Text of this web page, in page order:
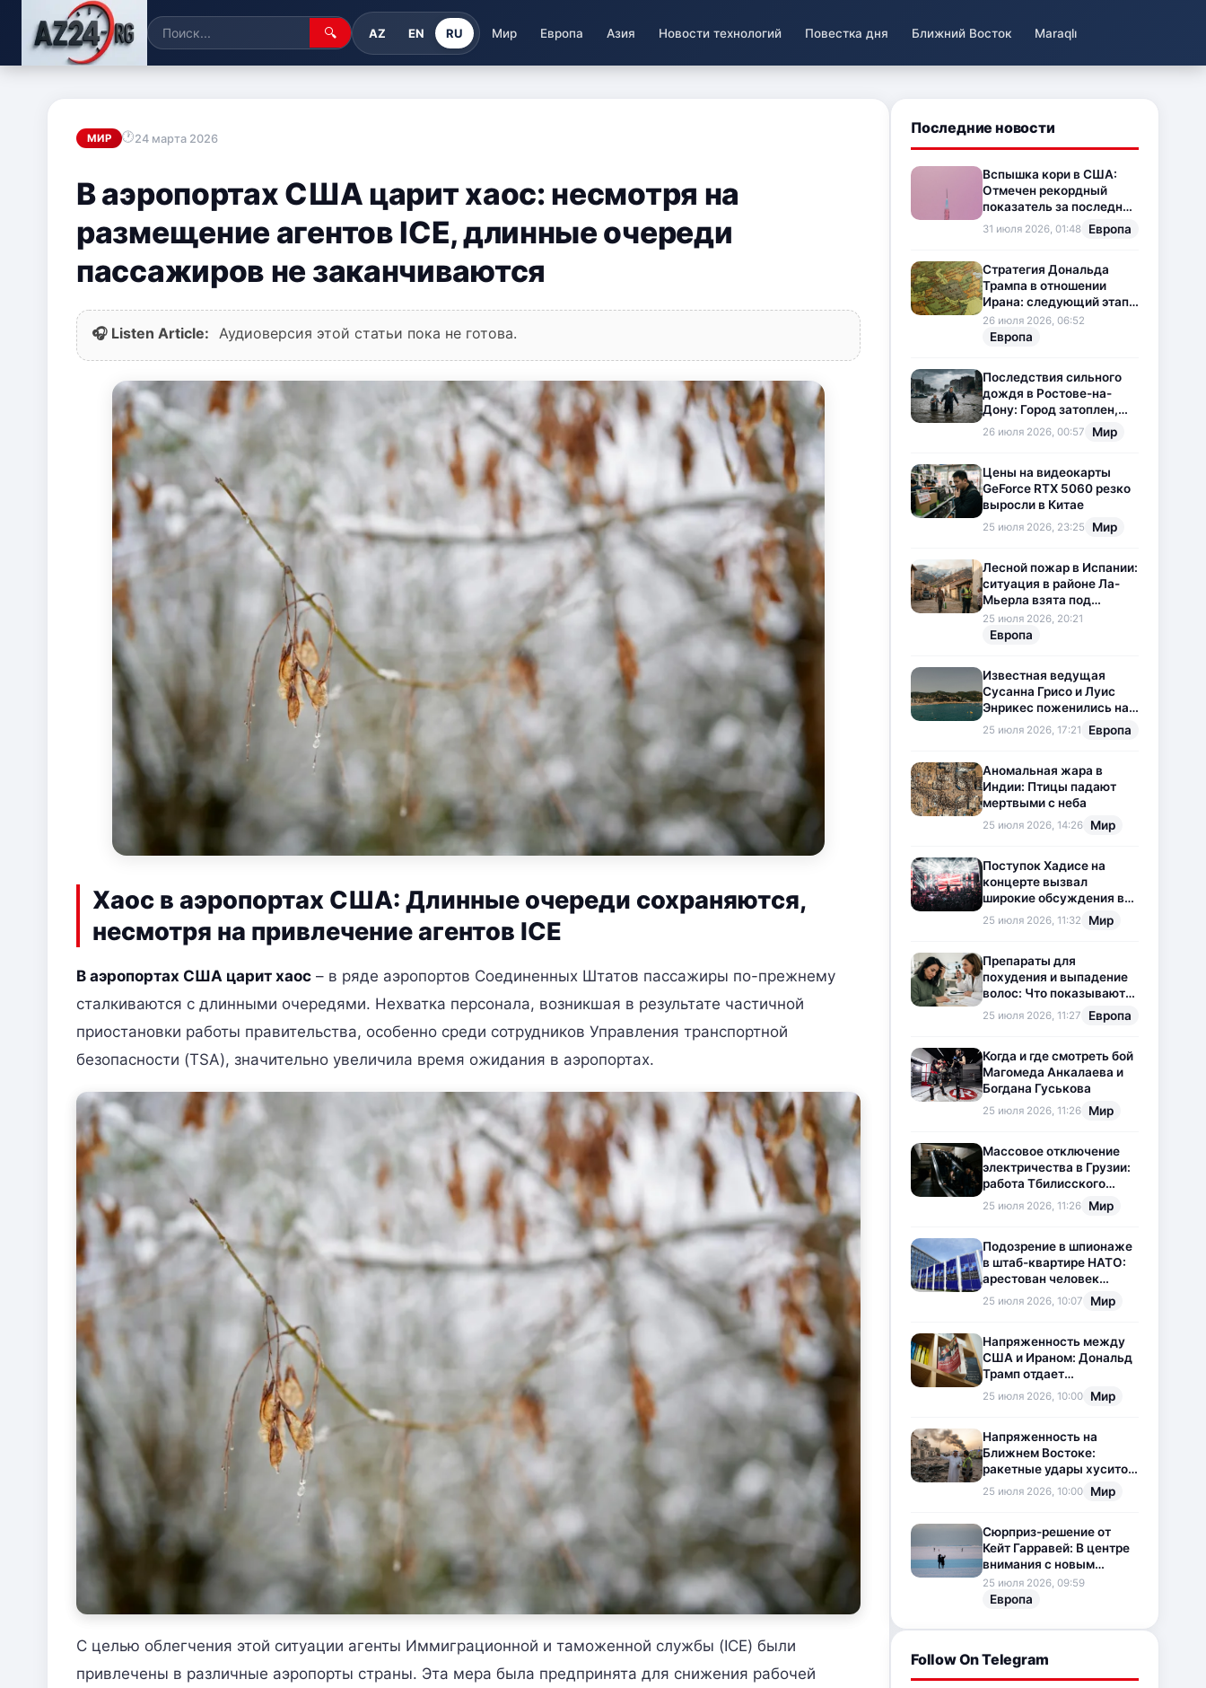
🔍 AZ EN RU Мир Европа Азия Новости технологий Повестка дня Ближний Восток Maraqlı
МИР 24 марта 2026
В аэропортах США царит хаос: несмотря на
размещение агентов ICE, длинные очереди
пассажиров не заканчиваются
🎧 Listen Article: Аудиоверсия этой статьи пока не готова.
Хаос в аэропортах США: Длинные очереди сохраняются,
несмотря на привлечение агентов ICE
В аэропортах США царит хаос – в ряде аэропортов Соединенных Штатов пассажиры по-прежнему
сталкиваются с длинными очередями. Нехватка персонала, возникшая в результате частичной
приостановки работы правительства, особенно среди сотрудников Управления транспортной
безопасности (TSA), значительно увеличила время ожидания в аэропортах.
С целью облегчения этой ситуации агенты Иммиграционной и таможенной службы (ICE) были
привлечены в различные аэропорты страны. Эта мера была предпринята для снижения рабочей
Последние новости
Вспышка кори в США:
Отмечен рекордный
показатель за последние
35 лет
31 июля 2026, 01:48 Европа
Стратегия Дональда
Трампа в отношении
Ирана: следующий этап
напряженности на
Ближнем Востоке
26 июля 2026, 06:52
Европа
Последствия сильного
дождя в Ростове-на-
Дону: Город затоплен,
свет отключен
26 июля 2026, 00:57 Мир
Цены на видеокарты
GeForce RTX 5060 резко
выросли в Китае
25 июля 2026, 23:25 Мир
Лесной пожар в Испании:
ситуация в районе Ла-
Мьерла взята под
контроль
25 июля 2026, 20:21
Европа
Известная ведущая
Сусанна Грисо и Луис
Энрикес поженились на
Коста-Браве
25 июля 2026, 17:21 Европа
Аномальная жара в
Индии: Птицы падают
мертвыми с неба
25 июля 2026, 14:26 Мир
Поступок Хадисе на
концерте вызвал
широкие обсуждения в
социальных сетях
25 июля 2026, 11:32 Мир
Препараты для
похудения и выпадение
волос: Что показывают
новые исследования?
25 июля 2026, 11:27 Европа
Когда и где смотреть бой
Магомеда Анкалаева и
Богдана Гуськова
25 июля 2026, 11:26 Мир
Массовое отключение
электричества в Грузии:
работа Тбилисского
метрополитена
приостановлена
25 июля 2026, 11:26 Мир
Подозрение в шпионаже
в штаб-квартире НАТО:
арестован человек
китайского
происхождения
25 июля 2026, 10:07 Мир
Напряженность между
США и Ираном: Дональд
Трамп отдает
предпочтение
дипломатии
25 июля 2026, 10:00 Мир
Напряженность на
Ближнем Востоке:
ракетные удары хуситов
по Саудовской Аравии
загоняют ситуацию в
25 июля 2026, 10:00 Мир
Сюрприз-решение от
Кейт Гарравей: В центре
внимания с новым
любовным
приключением
25 июля 2026, 09:59
Европа
Follow On Telegram